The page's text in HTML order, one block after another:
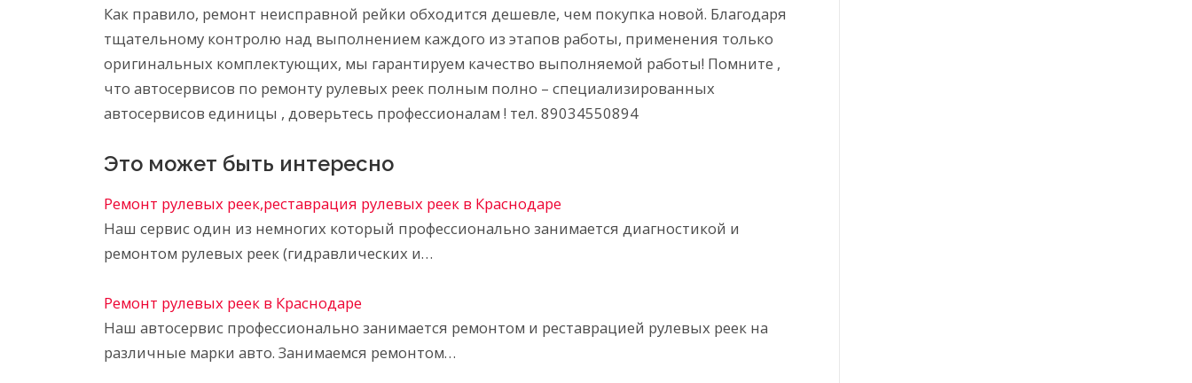
Как правило, ремонт неисправной рейки обходится дешевле, чем покупка новой. Благодаря
тщательному контролю над выполнением каждого из этапов работы, применения только
оригинальных комплектующих, мы гарантируем качество выполняемой работы! Помните ,
что автосервисов по ремонту рулевых реек полным полно – специализированных
автосервисов единицы , доверьтесь профессионалам ! тел. 89034550894
Это может быть интересно
Ремонт рулевых реек,реставрация рулевых реек в Краснодаре
Наш сервис один из немногих который профессионально занимается диагностикой и
ремонтом рулевых реек (гидравлических и…
Ремонт рулевых реек в Краснодаре
Наш автосервис профессионально занимается ремонтом и реставрацией рулевых реек на
различные марки авто. Занимаемся ремонтом…